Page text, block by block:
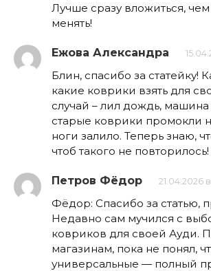
Лучше сразу вложиться, чем
менять!
Ежова Александра
Блин, спасибо за статейку!
какие коврики взять для
случай – лил дождь, машина
старые коврики промокли
ноги залило. Теперь знаю,
чтоб такого не
Петров Фёдор 21.04.2026
Фёдор: Спасибо за статью,
Недавно сам мучился с
ковриков для своей Ауди.
магазинам, пока не понял,
универсальные — полный